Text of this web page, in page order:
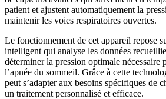
patient et ajustent automatiquement la
maintenir les voies respiratoires ouvertes.
Le fonctionnement de cet appareil repose
intelligent qui analyse les données
déterminer la pression optimale nécessaire
l’apnée du sommeil. Grâce à cette
peut s’adapter aux besoins spécifiques de
un traitement personnalisé et efficace.